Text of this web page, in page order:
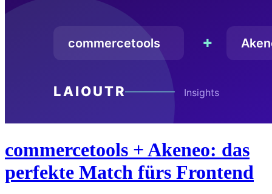
commercetools + Akeneo: das
perfekte Match fürs Frontend